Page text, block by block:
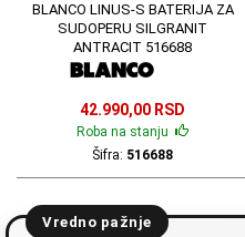
BLANCO LINUS-S BATERIJA ZA
SUDOPERU SILGRANIT
ANTRACIT 516688
42.990,00 RSD
Roba na stanju
Šifra: 516688
Vredno pažnje